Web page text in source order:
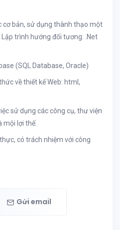
cơ bản, sử dụng thành thạo một
trình hướng đối tương: .Net
(SQL Database, Oracle)
về thiết kế Web: html,
sử dụng các công cụ, thư viện
mội lợi thế.
có trách nhiệm với công
Gửi email